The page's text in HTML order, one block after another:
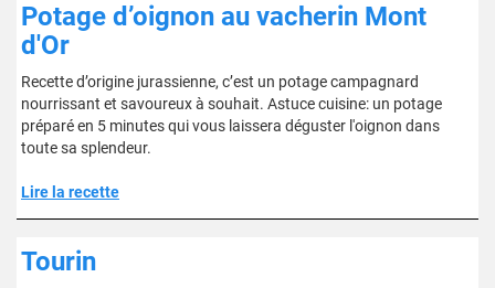
Potage d’oignon au vacherin Mont
d'Or
Recette d’origine jurassienne, c’est un potage campagnard
nourrissant et savoureux à souhait. Astuce cuisine: un potage
préparé en 5 minutes qui vous laissera déguster l'oignon dans
toute sa splendeur.
Lire la recette
Tourin